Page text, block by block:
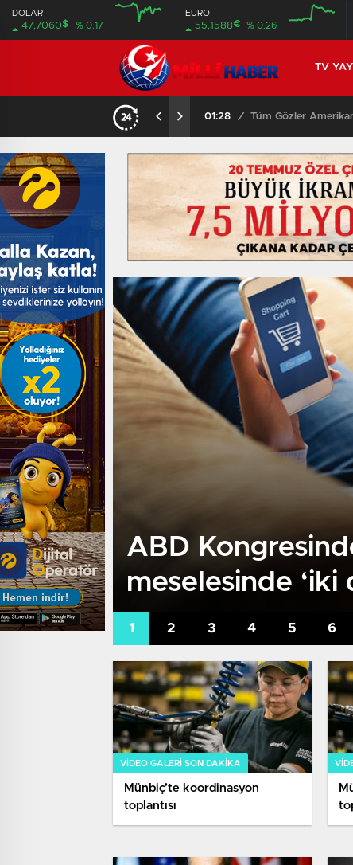
DOLAR
47,7060$ % 0.17
EURO
55,1588€ % 0.26
TV
01:28 / Tüm Gözler
ABD
meselesinde ‘iki
destek tasarısı
VIDEO GALERI SON DAKİKA
Münbiç’te koordinasyon
toplantısı